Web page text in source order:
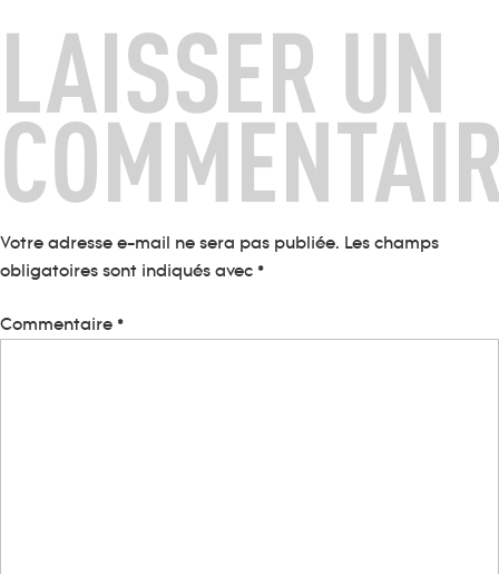
LAISSER UN
Votre adresse e-mail ne sera pas publiée. Les champs
obligatoires sont indiqués avec *
Commentaire *